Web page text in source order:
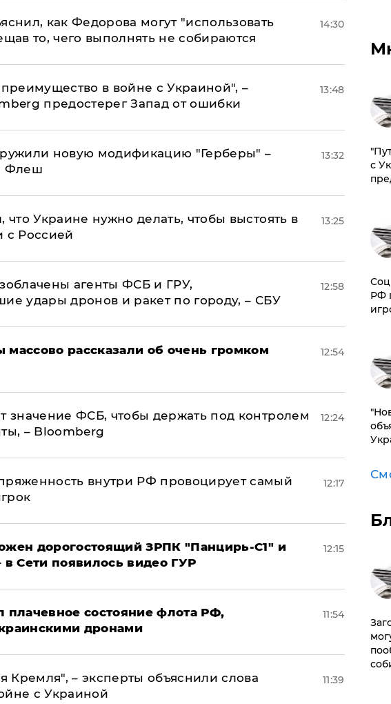
как Федорова могут "использовать
то, чего выполнять не собираются
14:30
в войне с Украиной", –
предостерег Запад от ошибки
13:48
новую модификацию "Герберы" –
Флеш
13:32
что Украине нужно делать, чтобы выстоять в
с Россией
13:25
агенты ФСБ и ГРУ,
удары дронов и ракет по городу, – СБУ
12:58
рассказали об очень громком
12:54
значение ФСБ, чтобы держать под контролем
– Bloomberg
12:24
внутри РФ провоцирует самый
12:17
дорогостоящий ЗРПК "Панцирь-С1" и
Сети появилось видео ГУР
12:15
плачевное состояние флота РФ,
дронами
11:54
Кремля", – эксперты объяснили слова
с Украиной
11:39
с
РФ